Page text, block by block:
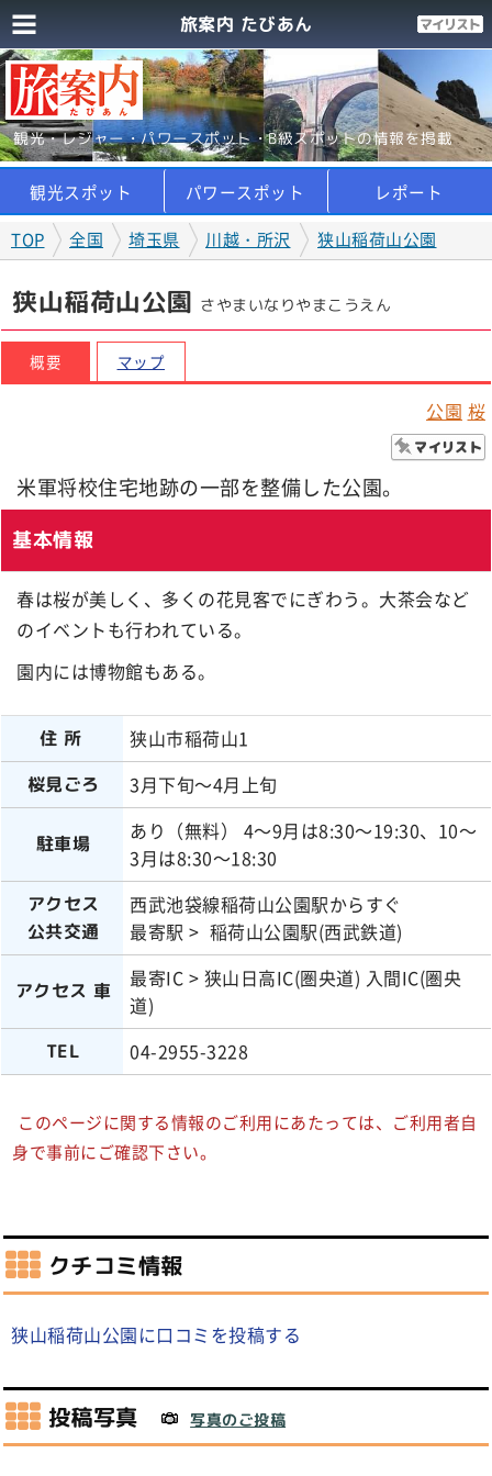
旅案内 たびあん
観光・レジャー・パワースポット・B級スポットの情報を掲載
観光スポット パワースポット
レポート
TOP
全国 埼玉県 川越・所沢 狭山稲荷山公園
狭山稲荷山公園 さやまいなりやまこうえん
概要 マップ
公園 桜
米軍将校住宅地跡の一部を整備した公園。
基本情報
春は桜が美しく、多くの花見客でにぎわう。大茶会など
のイベントも行われている。
園内には博物館もある。
住所 狭山市稲荷山1
桜見ごろ 3月下旬～4月上旬
駐車場
あり（無料） 4～9月は8:30～19:30、10～
3月は8:30～18:30
アクセス
公共交通
西武池袋線稲荷山公園駅からすぐ
最寄駅 > 稲荷山公園駅(西武鉄道)
アクセス 車
最寄IC > 狭山日高IC(圏央道) 入間IC(圏央
道)
TEL 04-2955-3228
このページに関する情報のご利用にあたっては、ご利用者自
身で事前にご確認下さい。
クチコミ情報
狭山稲荷山公園に口コミを投稿する
投稿写真 写真のご投稿